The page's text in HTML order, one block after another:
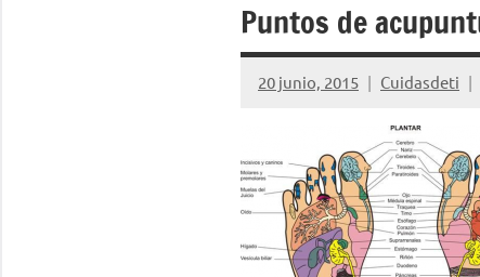
Puntos de
20 junio, 2015 Cuidasdeti